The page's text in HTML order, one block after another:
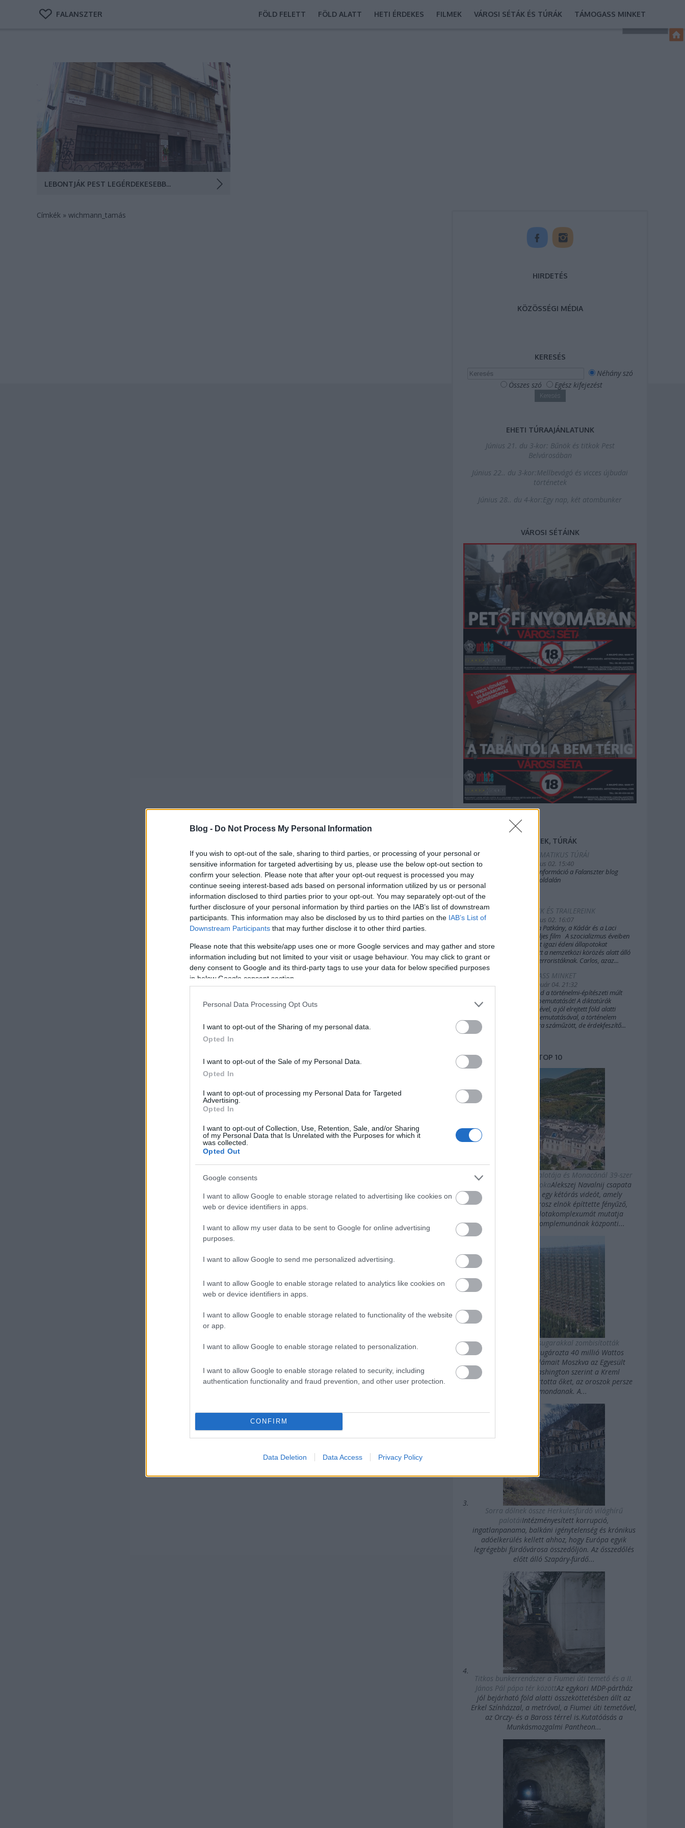
Blog - Do Not Process My Personal Information
If you wish to opt-out of the sale, sharing to third parties, or processing of your personal or
sensitive information for targeted advertising by us, please use the below opt-out section to
confirm your selection. Please note that after your opt-out request is processed you may
continue seeing interest-based ads based on personal information utilized by us or personal
information disclosed to third parties prior to your opt-out. You may separately opt-out of the
further disclosure of your personal information by third parties on the IAB’s list of downstream
participants. This information may also be disclosed by us to third parties on the IAB’s List of
Downstream Participants that may further disclose it to other third parties.
Please note that this website/app uses one or more Google services and may gather and store
information including but not limited to your visit or usage behaviour. You may click to grant or
deny consent to Google and its third-party tags to use your data for below specified purposes
in below Google consent section.
Personal Data Processing Opt Outs
I want to opt-out of the Sharing of my personal data.
Opted In
I want to opt-out of the Sale of my Personal Data.
Opted In
I want to opt-out of processing my Personal Data for Targeted
Advertising.
Opted In
I want to opt-out of Collection, Use, Retention, Sale, and/or Sharing
of my Personal Data that Is Unrelated with the Purposes for which it
was collected.
Opted Out
Google consents
I want to allow Google to enable storage related to advertising like cookies on
web or device identifiers in apps.
I want to allow my user data to be sent to Google for online advertising
purposes.
I want to allow Google to send me personalized advertising.
I want to allow Google to enable storage related to analytics like cookies on
web or device identifiers in apps.
I want to allow Google to enable storage related to functionality of the website
or app.
I want to allow Google to enable storage related to personalization.
I want to allow Google to enable storage related to security, including
authentication functionality and fraud prevention, and other user protection.
CONFIRM
Data Deletion Data Access Privacy Policy
FALANSZTER FÖLD FELETT FÖLD ALATT HETI ÉRDEKES FILMEK VÁROSI SÉTÁK ÉS TÚRÁK TÁMOGASS MINKET
A magyar kártya szülőhelye, neves bordélyház, okkult
teozófiai központ és egy olimpikon alternatív
kocsmája volt egykor, most ronda hotel lesz a helyén.
A Kazinczy utca 55. szám alatti egykori Wichmann-
kocsma (Fotó: Falanszter.blog.hu)
LEBONTJÁK PEST LEGÉRDEKESEBB MÚLTÚ HÁZÁT, A WICHMANN KOCSMÁT
Címkék » wichmann_tamás
HIRDETÉS
KÖZÖSSÉGI MÉDIA
KERESÉS
Néhány szó
Összes szó
Egész kifejezést
EHETI TÚRAAJÁNLATUNK
Június 21. du 3-kor: Bűnök és titkok Pest
Belvárosában
Június 22.. du 3-kor:Mellbevágó és vicces újbudai
történetek
Június 28.. du 4-kor:Egy nap, két atombunker
VÁROSI SÉTÁINK
FILMEK, TÚRÁK
2025.TEMATIKUS TÚRÁI
2019. július 02. 15:40
Bővebb információ a Falanszter blog
oldal FB-oldalán
FILMEINK ÉS TRAILEREINK
2019. július 02. 16:07
A Sakál, a Patkány, a Kádár és a Laci
(2022) teljes film A szocializmus éveiben
Budapest igazi édeni állapotokat
biztosított a nemzetközi körözés alatt álló
külföldi terroristáknak. Carlos, azaz...
TÁMOGASS MINKET
2020. január 04. 21:32
Támogasd a történelmi-építészeti múlt
további bemutatását! A diktatúrák
építészetével, a jól elrejtett föld alatti
világok bemutatásával, a történelem
margójára száműzött, de érdekfeszítő...
TOP 10
Putyin titkos luxuspalotája és Monacónál 39-szer
nagyobb magánbirtokaAlekszej Navalnij csapata
kedden közzétett egy kétórás videót, amely
Vlagyimir Putyin orosz elnök építtette fényűző,
Fekete-tengeri palotakomplexumát mutatja
be.Putyin palotakomplemunának központi...
Az oroszok gigasugarakkal zombisították
10 évig sugározta 40 millió Wattos
erősségű rövidhullámait Moszkva az Egyesült
Államok felé. Washington szerint a Kreml
agykontroll alatt tartotta őket, az oroszok persze
mást mondanak. A...
Sorra dőlnek össze Herkulesfürdő világhírű
palotáiIntézményesített korrupció,
ingatlanpanama, balkáni igénytelenség és krónikus
adóelkerülés kellett ahhoz, hogy Európa egyik
legrégebbi fürdővárosa összedőljön. Az ősszedőlés
előtt álló Szapáry-fürdő...
Titkos bunkerrendszer a Fiumei úti temető és a II.
János Pál pápa tér közöttAz egykori MDP-pártház
jól bejárható föld alatti összeköttetésben állt az
Erkel Színházzal, a metróval, a Fiumei úti temetővel,
az Orczy- és a Baross térrel is.Kutatóásás a
Munkásmozgalmi Pantheon...